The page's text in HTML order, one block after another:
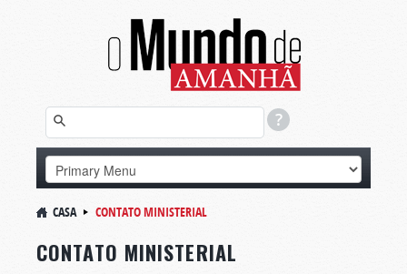
CASA CONTATO MINISTERIAL
CONTATO MINISTERIAL